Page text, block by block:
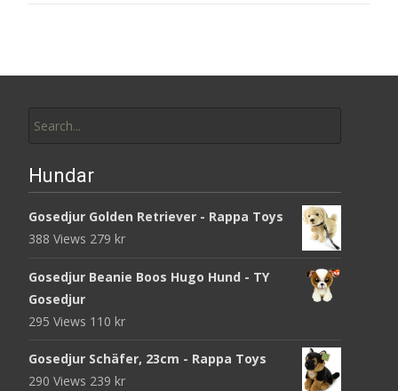
for:
Hundar
Gosedjur Golden Retriever - Rappa Toys
388 Views 279 kr
Gosedjur Beanie Boos Hugo Hund - TY
Gosedjur
295 Views 110 kr
Gosedjur Schäfer, 23cm - Rappa Toys
290 Views 239 kr